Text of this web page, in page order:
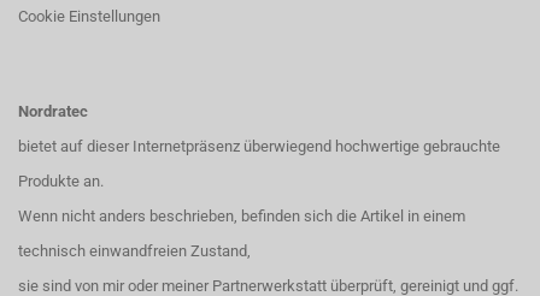
Cookie Einstellungen
Nordratec
bietet auf dieser Internetpräsenz überwiegend hochwertige gebrauchte
Produkte an.
Wenn nicht anders beschrieben, befinden sich die Artikel in einem
technisch einwandfreien Zustand,
sie sind von mir oder meiner Partnerwerkstatt überprüft, gereinigt und ggf.